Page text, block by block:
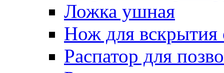
Ложка ушная
Нож для вскрытия
Распатор для